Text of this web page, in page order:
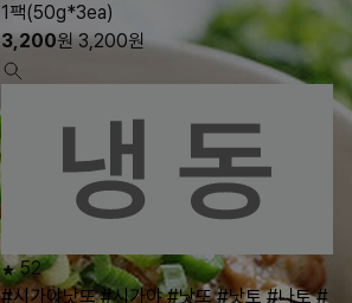
1팩(50g*3ea)
3,200원 3,200원
52
#시가야낫또 #시가야 #낫또 #낫토 #나토 #